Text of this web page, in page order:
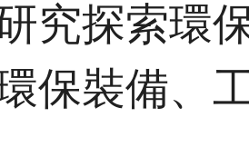
究探索環
保裝備、